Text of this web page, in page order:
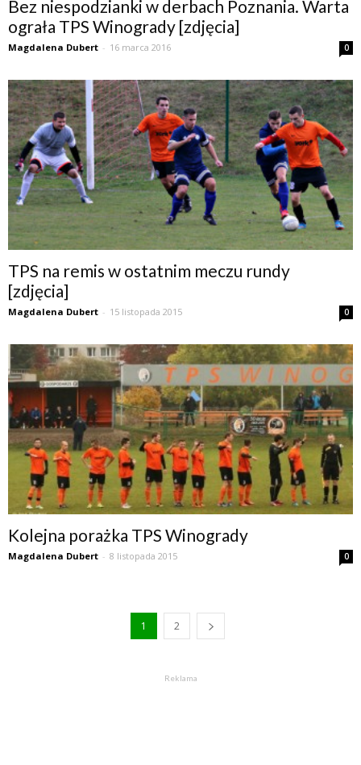
Bez niespodzianki w derbach Poznania. Warta
ograła TPS Winogrady [zdjęcia]
Magdalena Dubert - 16 marca 2016 0
TPS na remis w ostatnim meczu rundy
[zdjęcia]
Magdalena Dubert - 15 listopada 2015 0
Kolejna porażka TPS Winogrady
Magdalena Dubert - 8 listopada 2015 0
1 2
Reklama